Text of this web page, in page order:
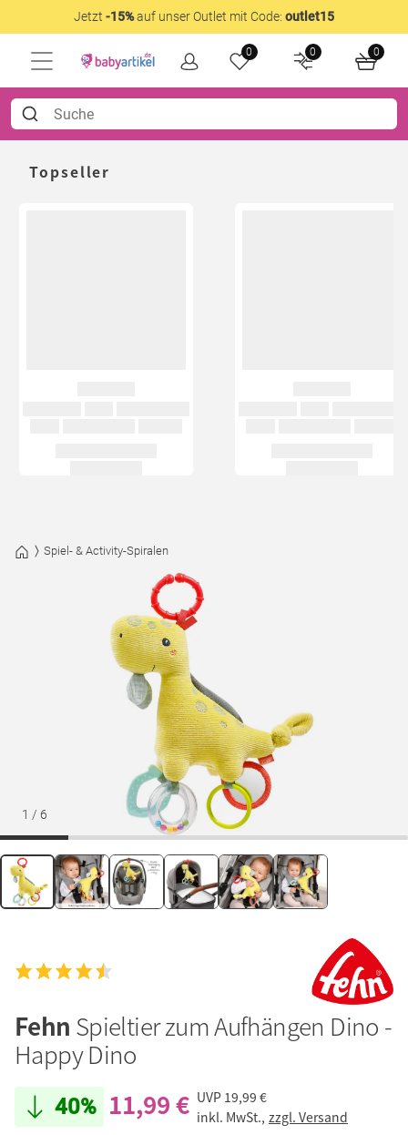
Jetzt -15%auf unser Outlet mit Code: outlet15
0 0 0
Topseller
Spiel- & Activity-Spiralen
1 / 6
Fehn Spieltier zum Aufhängen Dino -
Happy Dino
40% 11,99 € UVP 19,99 €
inkl. MwSt., zzgl. Versand